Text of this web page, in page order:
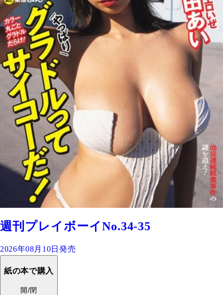
週刊プレイボーイNo.34-35
2026年08月10日発売
紙の本で購入
開/閉